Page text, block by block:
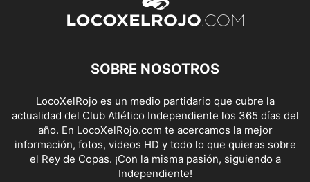
SOBRE NOSOTROS
LocoXelRojo es un medio partidario que cubre la
actualidad del Club Atlético Independiente los 365 días del
año. En LocoXelRojo.com te acercamos la mejor
información, fotos, videos HD y todo lo que quieras sobre
el Rey de Copas. ¡Con la misma pasión, siguiendo a
Independiente!